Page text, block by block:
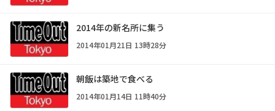
2014年の新名所に集う
2014年01月21日 13時28分
朝飯は築地で食べる
2014年01月14日 11時40分